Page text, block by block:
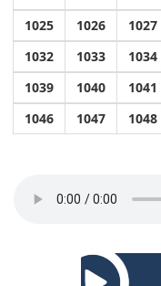
1025
1026 1027
1032
1033 1034
1039
1040 1041
1046
1047 1048